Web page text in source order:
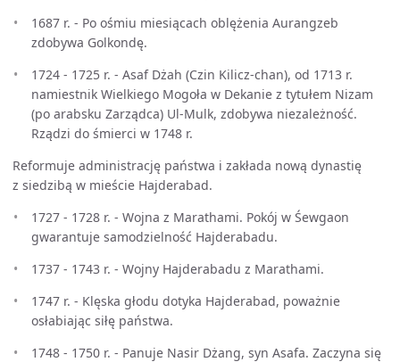
1687 r. - Po ośmiu miesiącach oblężenia Aurangzeb
zdobywa Golkondę.
1724 - 1725 r. - Asaf Dżah (Czin Kilicz-chan), od 1713 r.
namiestnik Wielkiego Mogoła w Dekanie z tytułem Nizam
(po arabsku Zarządca) Ul-Mulk, zdobywa niezależność.
Rządzi do śmierci w 1748 r.
Reformuje administrację państwa i zakłada nową dynastię
z siedzibą w mieście Hajderabad.
1727 - 1728 r. - Wojna z Marathami. Pokój w Śewgaon
gwarantuje samodzielność Hajderabadu.
1737 - 1743 r. - Wojny Hajderabadu z Marathami.
1747 r. - Klęska głodu dotyka Hajderabad, poważnie
osłabiając siłę państwa.
1748 - 1750 r. - Panuje Nasir Dżang, syn Asafa. Zaczyna się